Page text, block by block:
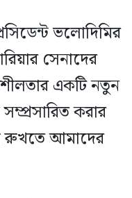
ভলোদিমির
সেনাদের
একটি নতুন
করার
রুখতে আমাদের